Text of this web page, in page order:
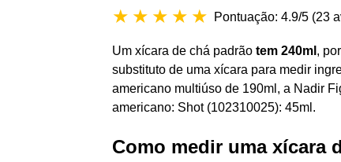
Pontuação: 4.9/5 (23
Um xícara de chá padrão tem 240ml ,
substituto de uma xícara para medir
americano multiúso de 190ml, a Nadir
americano: Shot (102310025): 45ml.
Como medir uma xícara